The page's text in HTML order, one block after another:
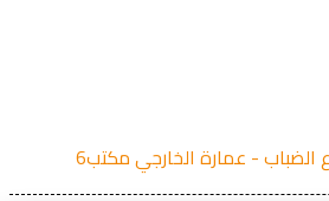
- عمارة الخارجي مكتب6